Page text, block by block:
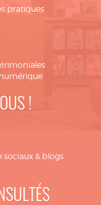
pratiques
!
sociaux & blogs